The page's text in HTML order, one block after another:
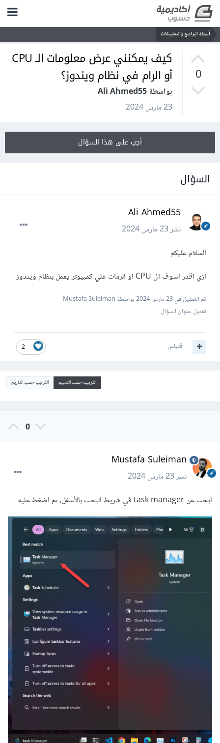
أسئلة البرامج والتطبيقات
0
كيف يمكنني عرض معلومات الـ CPU
أو الرام في نظام ويندوز؟
بواسطة Ali Ahmed55
23 مارس 2024
أجب على هذا السؤال
السؤال
Ali Ahmed55
نشر23 مارس 2024
السلام عليكم
ازي اقدر اشوف ال CPU او الرمات علي كمبيوتر يعمل بنظام ويندوز
تم التعديل في23 مارس 2024
بواسطة Mustafa Suleiman
تعديل عنوان السؤال
2 اقتباس
الترتيب حسب التقييم الترتيب حسب التاريخ
0
Mustafa Suleiman
نشر23 مارس 2024
ابحث عن task manager في شريط البحث بالأسفل، ثم اضغط عليه